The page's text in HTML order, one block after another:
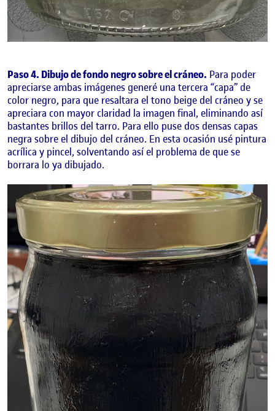
Paso 4. Dibujo de fondo negro sobre el cráneo. Para poder
apreciarse ambas imágenes generé una tercera “capa” de
color negro, para que resaltara el tono beige del cráneo y se
apreciara con mayor claridad la imagen final, eliminando así
bastantes brillos del tarro. Para ello puse dos densas capas
negra sobre el dibujo del cráneo. En esta ocasión usé pintura
acrílica y pincel, solventando así el problema de que se
borrara lo ya dibujado.